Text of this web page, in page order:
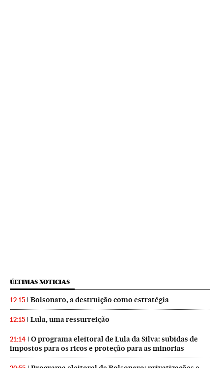
ÚLTIMAS NOTICIAS
12:15 Bolsonaro, a destruição como estratégia
12:15 Lula, uma ressurreição
21:14
O programa eleitoral de Lula da Silva: subidas de
impostos para os ricos e proteção para as minorias